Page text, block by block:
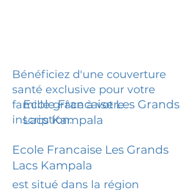
Bénéficiez d'une couverture
santé exclusive pour votre
famille grâce à votre
inscription.
Ecole Francaise Les Grands
Lacs Kampala
Ecole Francaise Les Grands
Lacs Kampala
est situé dans la région